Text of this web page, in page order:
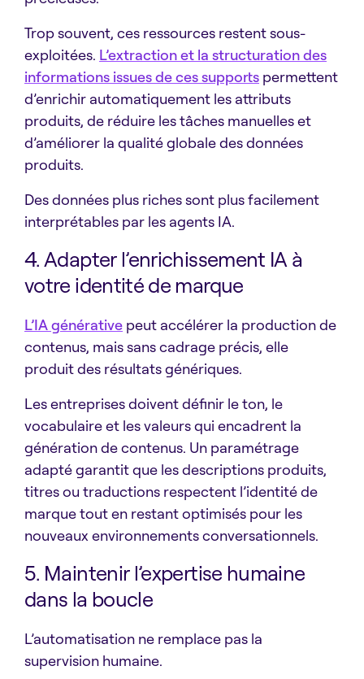
Trop souvent, ces ressources restent sous-
exploitées. L’extraction et la structuration des
informations issues de ces supports permettent
d’enrichir automatiquement les attributs
produits, de réduire les tâches manuelles et
d’améliorer la qualité globale des données
produits.
Des données plus riches sont plus facilement
interprétables par les agents IA.
4. Adapter l’enrichissement IA à
votre identité de marque
L’IA générative peut accélérer la production de
contenus, mais sans cadrage précis, elle
produit des résultats génériques.
Les entreprises doivent définir le ton, le
vocabulaire et les valeurs qui encadrent la
génération de contenus. Un paramétrage
adapté garantit que les descriptions produits,
titres ou traductions respectent l’identité de
marque tout en restant optimisés pour les
nouveaux environnements conversationnels.
5. Maintenir l’expertise humaine
dans la boucle
L’automatisation ne remplace pas la
supervision humaine.